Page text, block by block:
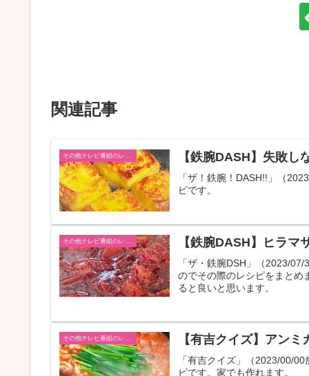
関連記事
その他テレビ番組のレシピ 【鉄腕DASH】失敗し
「ザ！鉄腕！DASH!!」（
ピです。
その他テレビ番組のレシピ 【鉄腕DASH】ヒラマ
「ザ・鉄腕DSH」（2023/
のでその際のレシピをまとめ
ると良いと思います。
【有吉クイズ】アン
「有吉クイズ」（2023/00/
ピです。家でも作れます。